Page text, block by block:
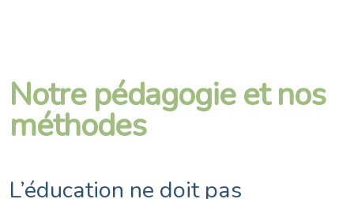
Notre pédagogie et nos
méthodes
L’éducation ne doit pas